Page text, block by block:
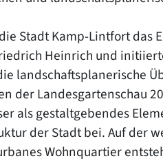
Stadt Kamp-Lintfort
Heinrich und
landschaftsplanerische
der Landesgartenschau
als gestaltgebendes
der Stadt bei. Auf der
Wohnquartier